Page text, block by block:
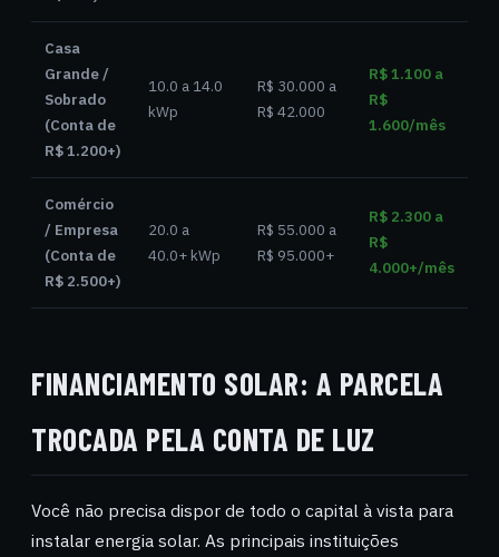
Casa
Grande /
Sobrado
(Conta de
R$ 1.200+)
10.0 a 14.0
kWp
R$ 30.000 a
R$ 42.000
R$ 1.100 a
R$
1.600/mês
Comércio
/ Empresa
(Conta de
R$ 2.500+)
20.0 a
40.0+ kWp
R$ 55.000 a
R$ 95.000+
R$ 2.300 a
R$
4.000+/mês
FINANCIAMENTO SOLAR: A PARCELA
TROCADA PELA CONTA DE LUZ
Você não precisa dispor de todo o capital à vista para
instalar energia solar. As principais instituições